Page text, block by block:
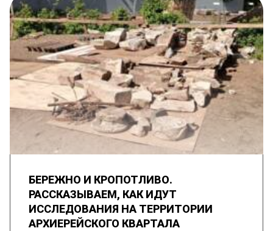
БЕРЕЖНО И КРОПОТЛИВО.
РАССКАЗЫВАЕМ, КАК ИДУТ
ИССЛЕДОВАНИЯ НА ТЕРРИТОРИИ
АРХИЕРЕЙСКОГО КВАРТАЛА